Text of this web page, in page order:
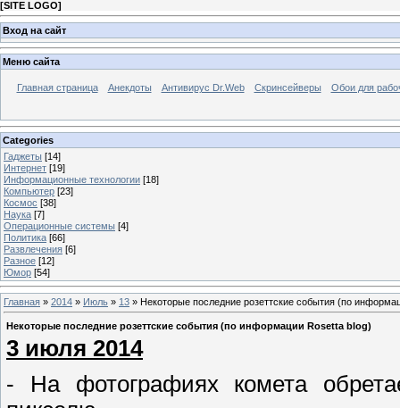
[SITE LOGO]
Вход на сайт
Меню сайта
Главная страница Анекдоты Антивирус Dr.Web Скринсейверы Обои для
Categories
Гаджеты [14]
Интернет [19]
Информационные технологии [18]
Компьютер [23]
Космос [38]
Наука [7]
Операционные системы [4]
Политика [66]
Развлечения [6]
Разное [12]
Юмор [54]
Главная » 2014 » Июль » 13 » Некоторые последние розеттские события (по
Некоторые последние розеттские события (по информации Rosetta blog)
3 июля 2014
- На фотографиях комета